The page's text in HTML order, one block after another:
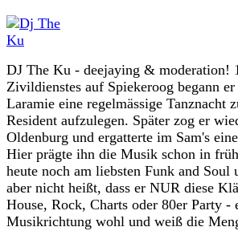
DJ The Ku - deejaying & moderation!
Zivildienstes auf Spiekeroog begann
Laramie eine regelmässige Tanznacht
Resident aufzulegen. Später zog er
Oldenburg und ergatterte im Sam's
Hier prägte ihn die Musik schon in
heute noch am liebsten Funk and Soul
aber nicht heißt, dass er NUR diese
House, Rock, Charts oder 80er Party
Musikrichtung wohl und weiß die